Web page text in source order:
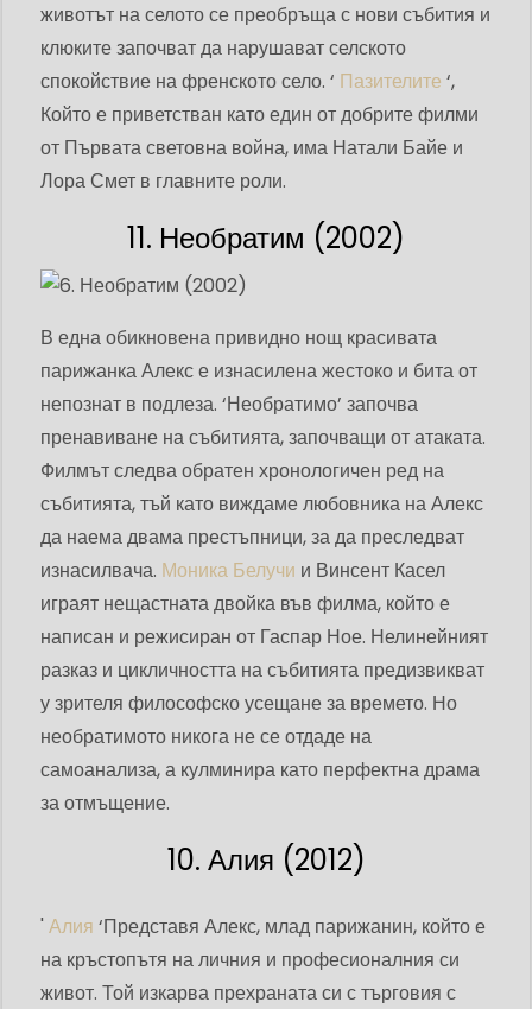
животът на селото се преобръща с нови събития и
клюките започват да нарушават селското
спокойствие на френското село. ‘ Пазителите ‘,
Който е приветстван като един от добрите филми
от Първата световна война, има Натали Байе и
Лора Смет в главните роли.
11. Необратим (2002)
В една обикновена привидно нощ красивата
парижанка Алекс е изнасилена жестоко и бита от
непознат в подлеза. ‘Необратимо’ започва
пренавиване на събитията, започващи от атаката.
Филмът следва обратен хронологичен ред на
събитията, тъй като виждаме любовника на Алекс
да наема двама престъпници, за да преследват
изнасилвача. Моника Белучи и Винсент Касел
играят нещастната двойка във филма, който е
написан и режисиран от Гаспар Ное. Нелинейният
разказ и цикличността на събитията предизвикват
у зрителя философско усещане за времето. Но
необратимото никога не се отдаде на
самоанализа, а кулминира като перфектна драма
за отмъщение.
10. Алия (2012)
' Алия ‘Представя Алекс, млад парижанин, който е
на кръстопътя на личния и професионалния си
живот. Той изкарва прехраната си с търговия с